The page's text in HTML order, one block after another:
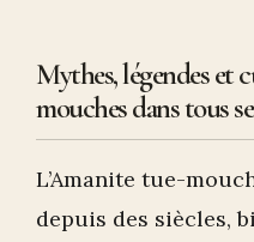
Mythes, légendes et
mouches dans tous
L’Amanite tue-
depuis des siècles,